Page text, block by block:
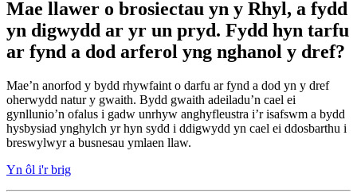
Mae llawer o brosiectau yn y Rhyl, a fydd
yn digwydd ar yr un pryd. Fydd hyn tarfu
ar fynd a dod arferol yng nghanol y dref?
Mae’n anorfod y bydd rhywfaint o darfu ar fynd a dod yn y dref
oherwydd natur y gwaith. Bydd gwaith adeiladu’n cael ei
gynllunio’n ofalus i gadw unrhyw anghyfleustra i’r isafswm a bydd
hysbysiad ynghylch yr hyn sydd i ddigwydd yn cael ei ddosbarthu i
breswylwyr a busnesau ymlaen llaw.
Yn ôl i'r brig